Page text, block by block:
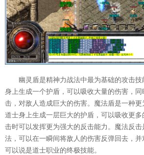
幽灵盾是精神力战法中最为基础的攻击
身上生成一个护盾，可以吸收大量的伤害，
击，对敌人造成巨大的伤害。魔法盾是一种
道士身上生成一层巨大的护盾，可以吸收更
击时可以发挥更为强大的反击能力。魔法反
法，可以在一瞬间将敌人的伤害反弹回去，并
可以说是道士职业的终极技能。